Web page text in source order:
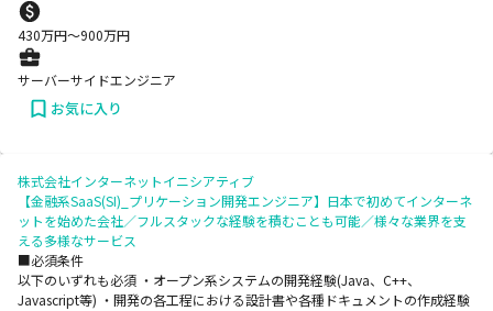
430万円〜900万円
サーバーサイドエンジニア
お気に入り
株式会社インターネットイニシアティブ
【金融系SaaS(SI)_プリケーション開発エンジニア】日本で初めてインターネ
ットを始めた会社／フルスタックな経験を積むことも可能／様々な業界を支
える多様なサービス
■必須条件
以下のいずれも必須 ・オープン系システムの開発経験(Java、C++、
Javascript等) ・開発の各工程における設計書や各種ドキュメントの作成経験